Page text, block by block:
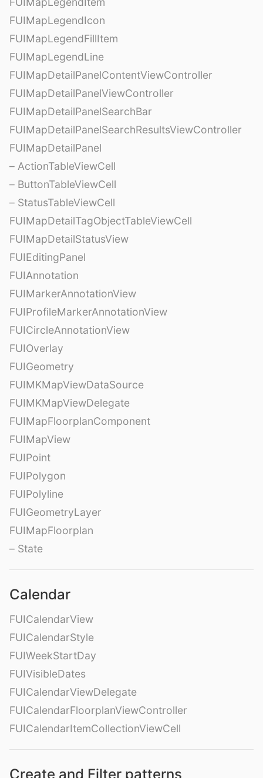
FUIMapLegendIcon
FUIMapLegendFillItem
FUIMapLegendLine
FUIMapDetailPanelContentViewController
FUIMapDetailPanelViewController
FUIMapDetailPanelSearchBar
FUIMapDetailPanelSearchResultsViewController
FUIMapDetailPanel
– ActionTableViewCell
– ButtonTableViewCell
– StatusTableViewCell
FUIMapDetailTagObjectTableViewCell
FUIMapDetailStatusView
FUIEditingPanel
FUIAnnotation
FUIMarkerAnnotationView
FUIProfileMarkerAnnotationView
FUICircleAnnotationView
FUIOverlay
FUIGeometry
FUIMKMapViewDataSource
FUIMKMapViewDelegate
FUIMapFloorplanComponent
FUIMapView
FUIPoint
FUIPolygon
FUIPolyline
FUIGeometryLayer
FUIMapFloorplan
– State
Calendar
FUICalendarView
FUICalendarStyle
FUIWeekStartDay
FUIVisibleDates
FUICalendarViewDelegate
FUICalendarFloorplanViewController
FUICalendarItemCollectionViewCell
Create and Filter patterns